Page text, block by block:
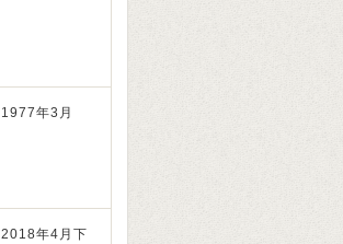
1977年3月
2018年4月下